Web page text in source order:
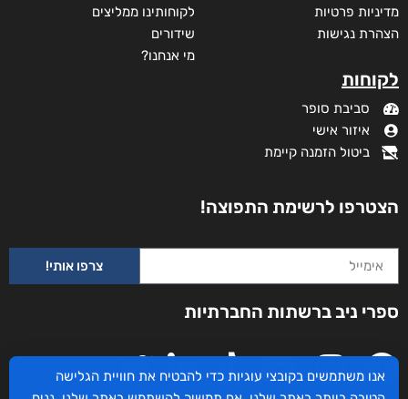
מדיניות פרטיות
הצהרת נגישות
לקוחות
סביבת סופר
איזור אישי
ביטול הזמנה קיימת
לקוחותינו ממליצים
שידורים
מי אנחנו?
הצטרפו לרשימת התפוצה!
צרפו אותי!
ספרי ניב ברשתות החברתיות
אנו משתמשים בקובצי עוגיות כדי להבטיח את חוויית הגלישה